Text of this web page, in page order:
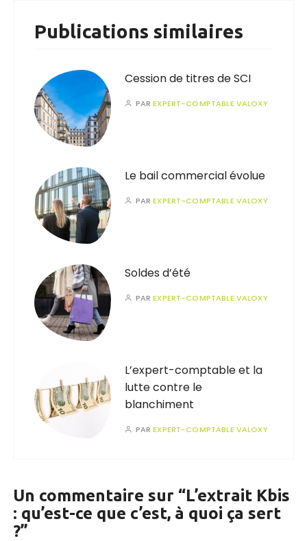
Publications similaires
Cession de titres de SCI
PAREXPERT-COMPTABLE VALOXY
Le bail commercial évolue
PAREXPERT-COMPTABLE VALOXY
Soldes d’été
PAREXPERT-COMPTABLE VALOXY
L’expert-comptable et la
lutte contre le
blanchiment
PAREXPERT-COMPTABLE VALOXY
Un commentaire sur “L’extrait Kbis
: qu’est-ce que c’est, à quoi ça sert
?”